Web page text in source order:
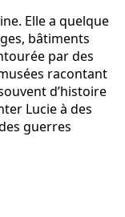
Elle a quelque
bâtiments
par des
racontant
d’histoire
Lucie à des
guerres